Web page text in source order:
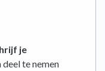
je
te nemen